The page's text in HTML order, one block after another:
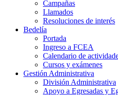
Campañas
Llamados
Resoluciones de interés
Bedelía
Portada
Ingreso a FCEA
Calendario de
Cursos y exámenes
Gestión Administrativa
División Administrativa
Apoyo a Egresadas y